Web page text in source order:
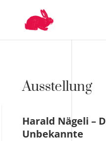
Ausstellung
Harald Nägeli –
Unbekannte